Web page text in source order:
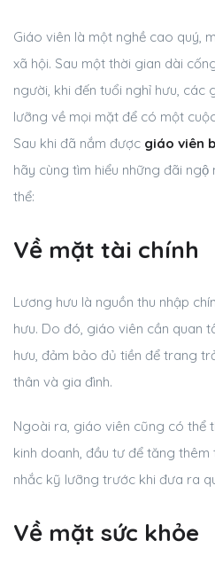
Giáo viên là một nghề cao quý,
xã hội. Sau một thời gian dài
người, khi đến tuổi nghỉ hưu, các
lưỡng về mọi mặt để có một
Sau khi đã nắm được giáo viên
hãy cùng tìm hiểu những đãi
thể:
Về mặt tài chính
Lương hưu là nguồn thu nhập
hưu. Do đó, giáo viên cần quan
hưu, đảm bảo đủ tiền để trang
thân và gia đình.
Ngoài ra, giáo viên cũng có thể
kinh doanh, đầu tư để tăng thêm
nhắc kỹ lưỡng trước khi đưa ra
Về mặt sức khỏe